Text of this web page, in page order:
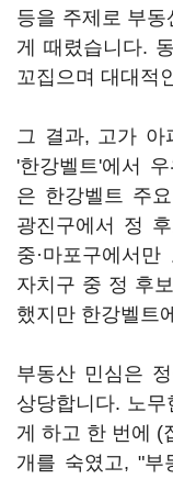
등을 주제로 부
게 때렸습니다.
꼬집으며 대대적
그 결과, 고가 아
'한강벨트'에서
은 한강벨트 주
광진구에서 정
중·마포구에서
자치구 중 정 후
했지만 한강벨트
부동산 민심은
상당합니다. 노
게 하고 한 번에 (
개를 숙였고, "부